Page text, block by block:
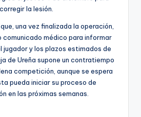
corregir la lesión.
una vez finalizada la operación,
comunicado médico para informar
jugador y los plazos estimados de
de Ureña supone un contratiempo
competición, aunque se espera
pueda iniciar su proceso de
en las próximas semanas.